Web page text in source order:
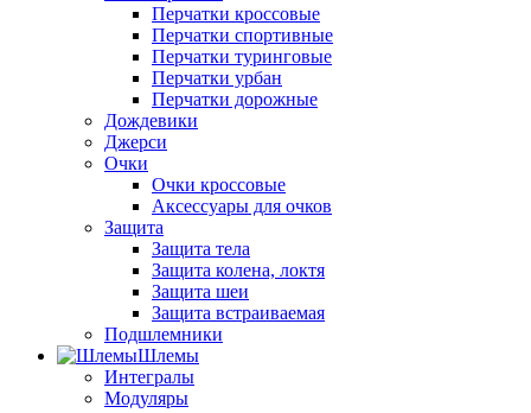
Перчатки кроссовые
Перчатки спортивные
Перчатки туринговые
Перчатки урбан
Перчатки дорожные
Дождевики
Джерси
Очки
Очки кроссовые
Аксессуары для очков
Защита
Защита тела
Защита колена, локтя
Защита шеи
Защита встраиваемая
Подшлемники
Шлемы
Интегралы
Модуляры